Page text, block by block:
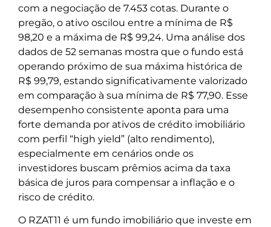
com a negociação de 7.453 cotas. Durante o
pregão, o ativo oscilou entre a mínima de R$
98,20 e a máxima de R$ 99,24. Uma análise dos
dados de 52 semanas mostra que o fundo está
operando próximo de sua máxima histórica de
R$ 99,79, estando significativamente valorizado
em comparação à sua mínima de R$ 77,90. Esse
desempenho consistente aponta para uma
forte demanda por ativos de crédito imobiliário
com perfil “high yield” (alto rendimento),
especialmente em cenários onde os
investidores buscam prêmios acima da taxa
básica de juros para compensar a inflação e o
risco de crédito.
O RZAT11 é um fundo imobiliário que investe em